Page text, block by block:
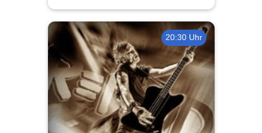
20:30 Uhr